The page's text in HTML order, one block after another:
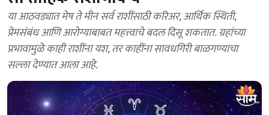
या आठवड्यात मेष ते मीन सर्व राशींसाठी करिअर, आर्थिक स्थिती,
प्रेमसंबंध आणि आरोग्याबाबत महत्त्वाचे बदल दिसू शकतात. ग्रहांच्या
प्रभावामुळे काही राशींना यश, तर काहींना सावधगिरी बाळगण्याचा
सल्ला देण्यात आला आहे.